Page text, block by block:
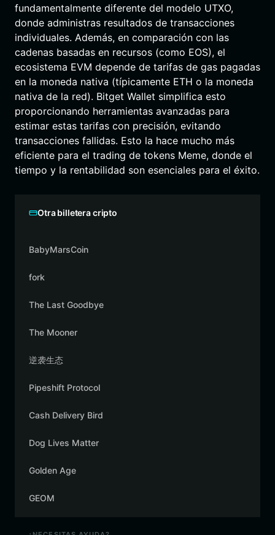
fundamentalmente diferente del modelo UTXO,
donde administras resultados de transacciones
individuales. Además, en comparación con las
cadenas basadas en recursos (como EOS), el
ecosistema EVM depende de tarifas de gas pagadas
en la moneda nativa (típicamente ETH o la moneda
nativa de la red). Bitget Wallet simplifica esto
proporcionando herramientas avanzadas para
estimar estas tarifas con precisión, evitando
transacciones fallidas. Esto la hace mucho más
eficiente para el trading de tokens Meme, donde el
tiempo y la rentabilidad son esenciales para el éxito.
Otra billetera cripto
BabyMarsCoin
fork
The Last Goodbye
The Mooner
逆袭生态
Pipeshift Protocol
Cash Delivery Bird
Dog Lives Matter
Golden Age
GEOM